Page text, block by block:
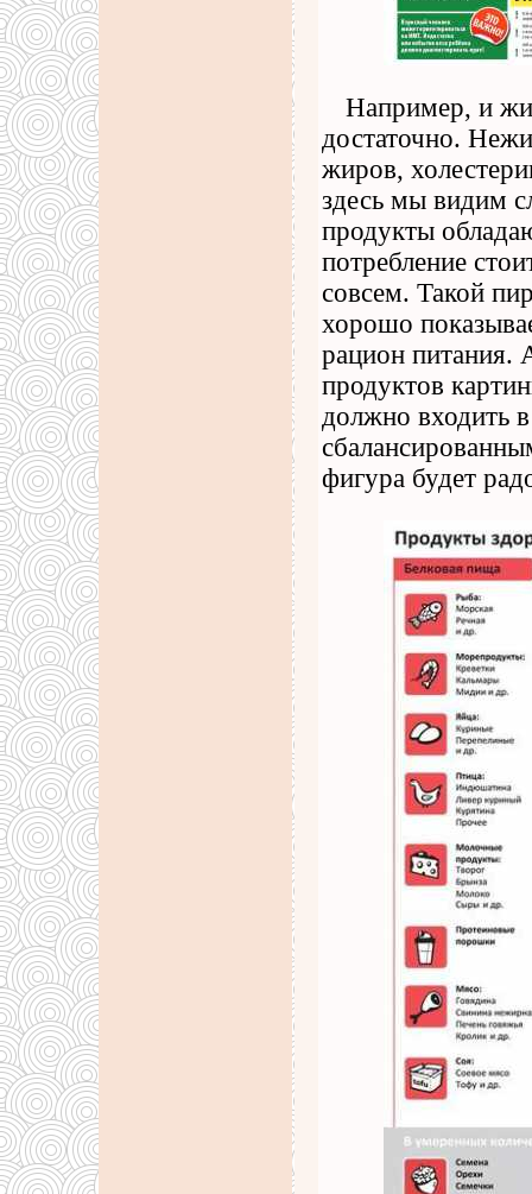
Например, и
достаточно.
жиров,
здесь мы видим
продукты
потребление
совсем. Такой
хорошо
рацион питания.
продуктов
должно входить
фигура будет